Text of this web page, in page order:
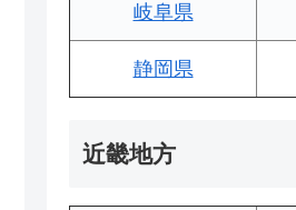
岐阜県
静岡県
近畿地方